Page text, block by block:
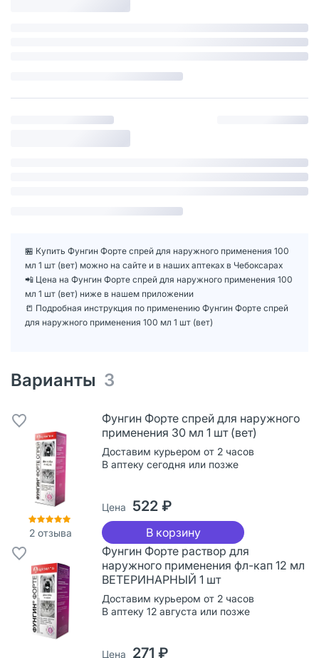
🏪 Купить Фунгин Форте спрей для наружного применения 100
мл 1 шт (вет) можно на сайте и в наших аптеках в Чебоксарах
📲 Цена на Фунгин Форте спрей для наружного применения 100
мл 1 шт (вет) ниже в нашем приложении
📒 Подробная инструкция по применению Фунгин Форте спрей
для наружного применения 100 мл 1 шт (вет)
Варианты 3
2 отзыва
Фунгин Форте спрей для наружного
применения 30 мл 1 шт (вет)
Доставим курьером от 2 часов
В аптеку сегодня или позже
Цена 522 ₽
В корзину
Фунгин Форте раствор для
наружного применения фл-кап 12 мл
ВЕТЕРИНАРНЫЙ 1 шт
Доставим курьером от 2 часов
В аптеку 12 августа или позже
Цена 271 ₽